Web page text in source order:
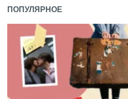
ПОПУЛЯРНОЕ